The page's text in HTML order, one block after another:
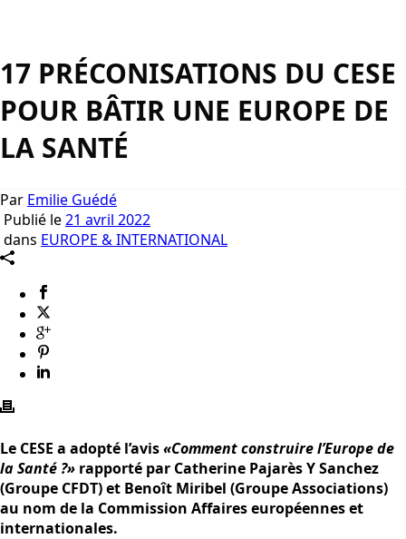
17 PRÉCONISATIONS DU CESE
POUR BÂTIR UNE EUROPE DE
LA SANTÉ
Par Emilie Guédé
Publié le21 avril 2022
dans EUROPE & INTERNATIONAL
Le CESE a adopté l’avis«Comment construire l’Europe de
la Santé ?» rapporté par Catherine Pajarès Y Sanchez
(Groupe CFDT) et Benoît Miribel (Groupe Associations)
au nom de la Commission Affaires européennes et
internationales.